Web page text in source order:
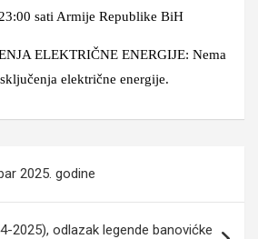
sati Armije Republike BiH
ELEKTRIČNE ENERGIJE: Nema
električne energije.
2025. godine
2025), odlazak legende banovićke